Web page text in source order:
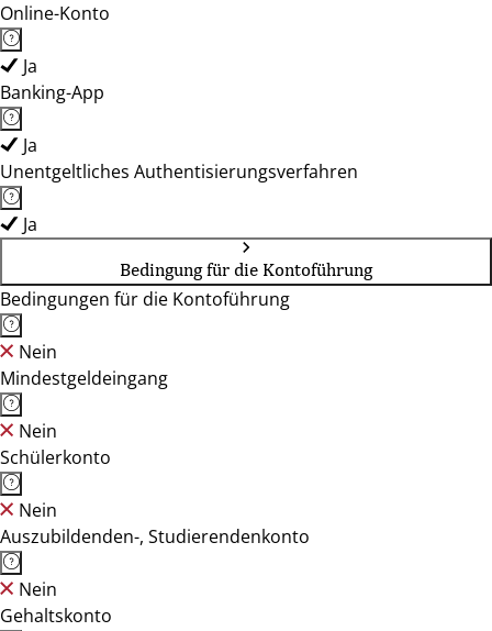
Online-Konto
Ja
Banking-App
Ja
Unentgeltliches Authentisierungsverfahren
Ja
Bedingung für die Kontoführung
Bedingungen für die Kontoführung
Nein
Mindestgeldeingang
Nein
Schülerkonto
Nein
Auszubildenden-, Studierendenkonto
Nein
Gehaltskonto